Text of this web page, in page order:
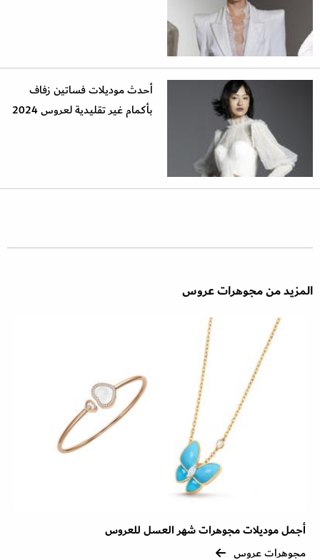
أحدث موديلات فساتين زفاف
بأكمام غير تقليدية لعروس 2024
المزيد من مجوهرات عروس
أجمل موديلات مجوهرات شهر العسل للعروس
مجوهرات عروس